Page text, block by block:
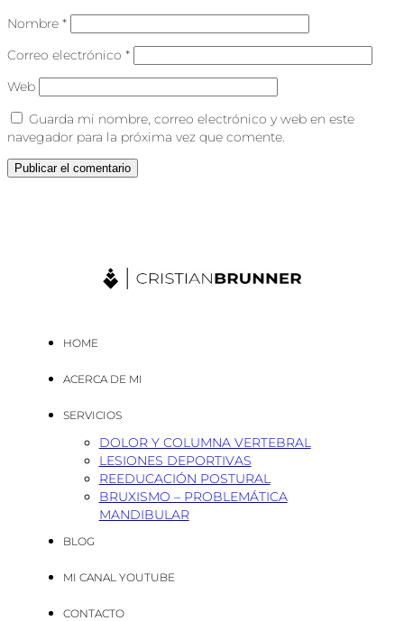
Nombre *
Correo electrónico *
Web
Guarda mi nombre, correo electrónico y web en este
navegador para la próxima vez que comente.
HOME
ACERCA DE MI
SERVICIOS
DOLOR Y COLUMNA VERTEBRAL
LESIONES DEPORTIVAS
REEDUCACIÓN POSTURAL
BRUXISMO – PROBLEMÁTICA
MANDIBULAR
BLOG
MI CANAL YOUTUBE
CONTACTO